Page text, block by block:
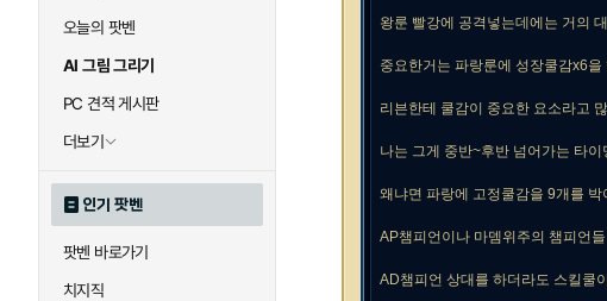
오늘의 팟벤
AI 그림 그리기
PC 견적 게시판
더보기
인기 팟벤
팟벤 바로가기
치지직
왕룬 빨강에 공격넣는데에는 거의
중요한거는 파랑룬에 성장쿨감x6
리븐한테 쿨감이 중요한 요소라고
나는 그게 중반~후반 넘어가는 타
왜냐면 파랑에 고정쿨감을 9개를
AP챔피언이나 마뎀위주의 챔피언
AD챔피언 상대를 하더라도 스킬쿨